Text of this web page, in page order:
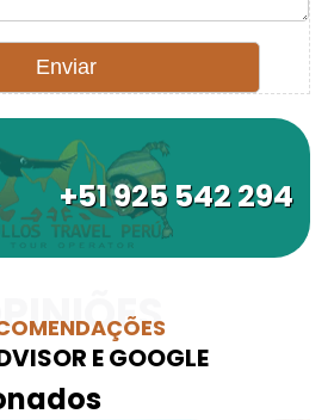
+51 925 542 294
E GOOGLE